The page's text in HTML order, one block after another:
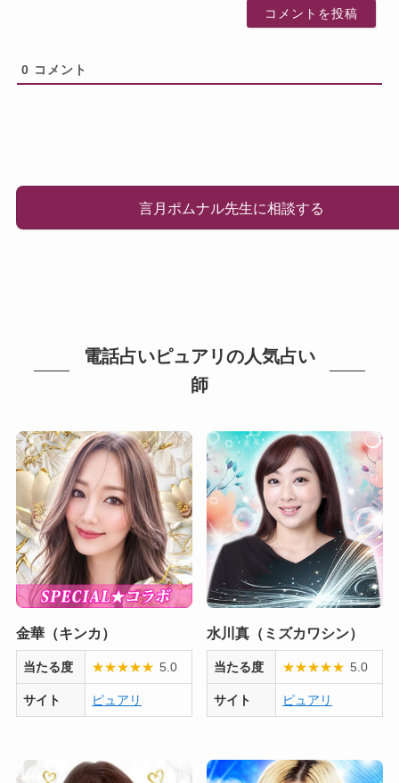
0 コメント
言月ポムナル先生に相談する
電話占いピュアリの人気占い
師
金華（キンカ）
当たる度 ★★★★★ 5.0
サイト ピュアリ
水川真（ミズカワシン）
当たる度 ★★★★★ 5.0
サイト ピュアリ